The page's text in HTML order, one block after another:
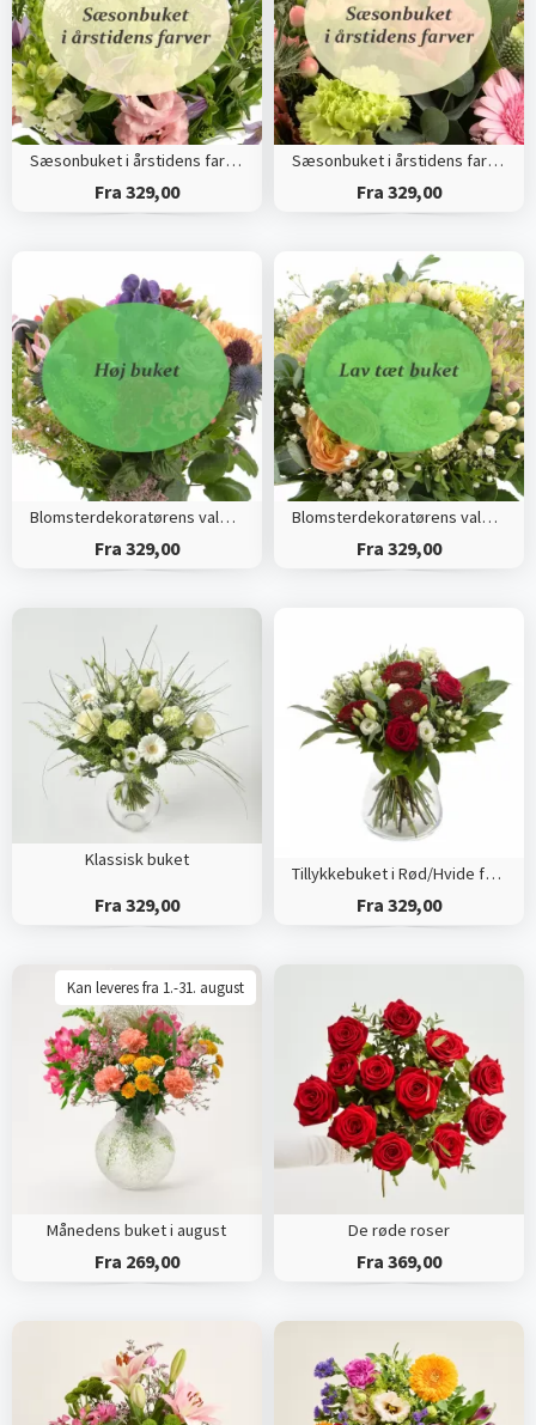
Sæsonbuket i årstidens farver (Høj)
Fra 329,00
Sæsonbuket i årstidens farver (Tæt)
Fra 329,00
Blomsterdekoratørens valg (Høj)
Fra 329,00
Blomsterdekoratørens valg (Tæt)
Fra 329,00
Klassisk buket
Fra 329,00
Tillykkebuket i Rød/Hvide farver
Fra 329,00
Kan leveres fra 1.-31. august
Månedens buket i august
Fra 269,00
De røde roser
Fra 369,00